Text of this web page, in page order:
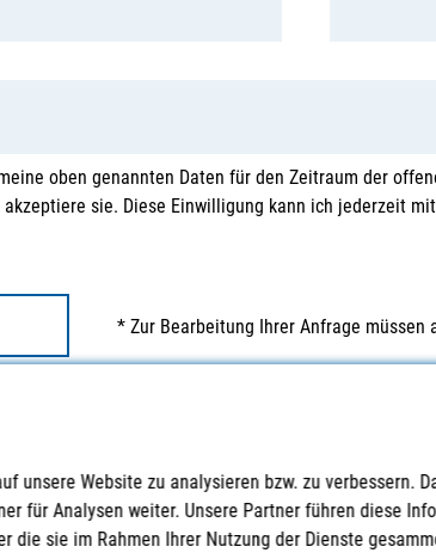
oben genannten Daten für den Zeitraum der
sie. Diese Einwilligung kann ich jederzeit
* Zur Bearbeitung Ihrer Anfrage
unsere Website zu analysieren bzw. zu verbessern.
für Analysen weiter. Unsere Partner führen diese
die sie im Rahmen Ihrer Nutzung der Dienste